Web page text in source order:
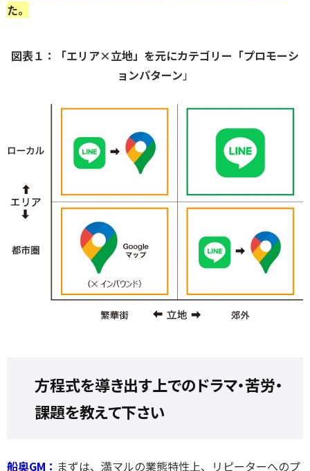
た。
図表１：「エリア×立地」を元にカテゴリー「プロモーシ
ョンパターン 」
方程式を導き出す上でのドラマ・苦労・
課題を教えて下さい
船奥GM： まずは、満マルの業態特性上、リピーターへのプ